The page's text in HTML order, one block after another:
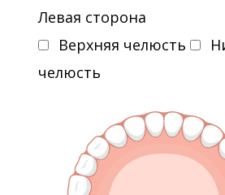
Левая сторона
Верхняя челюсть
челюсть